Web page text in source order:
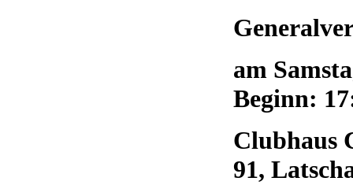
am
Beginn:
Clubhaus
91,